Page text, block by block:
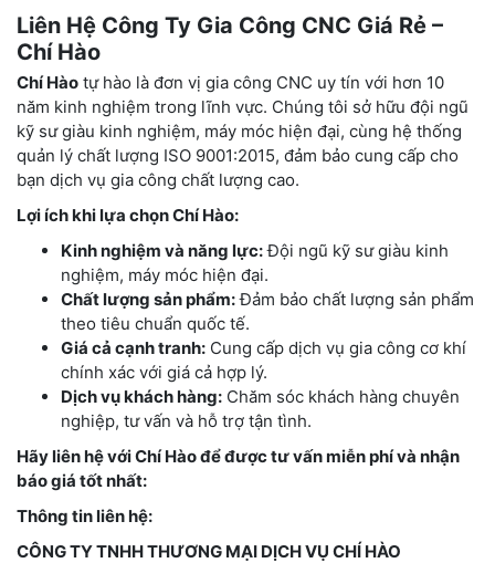
Liên Hệ Công Ty Gia Công CNC Giá Rẻ –
Chí Hào
Chí Hào tự hào là đơn vị gia công CNC uy tín với hơn 10
năm kinh nghiệm trong lĩnh vực. Chúng tôi sở hữu đội ngũ
kỹ sư giàu kinh nghiệm, máy móc hiện đại, cùng hệ thống
quản lý chất lượng ISO 9001:2015, đảm bảo cung cấp cho
bạn dịch vụ gia công chất lượng cao.
Lợi ích khi lựa chọn Chí Hào:
Kinh nghiệm và năng lực:Đội ngũ kỹ sư giàu kinh
nghiệm, máy móc hiện đại.
Chất lượng sản phẩm:Đảm bảo chất lượng sản phẩm
theo tiêu chuẩn quốc tế.
Giá cả cạnh tranh: Cung cấp dịch vụ gia công cơ khí
chính xác với giá cả hợp lý.
Dịch vụ khách hàng: Chăm sóc khách hàng chuyên
nghiệp, tư vấn và hỗ trợ tận tình.
Hãy liên hệ với Chí Hào để được tư vấn miễn phí và nhận
báo giá tốt nhất:
Thông tin liên hệ:
CÔNG TY TNHH THƯƠNG MẠI DỊCH VỤ CHÍ HÀO